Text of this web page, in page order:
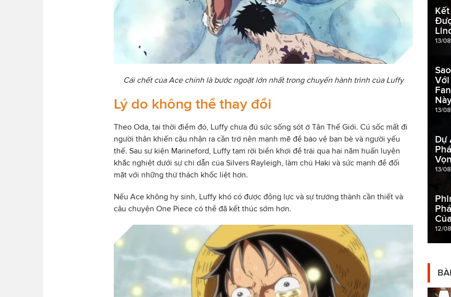
Cái chết của Ace chính là bước ngoặt lớn nhất trong chuyến hành trình của Luffy
Lý do không thể thay đổi
Theo Oda, tại thời điểm đó, Luffy chưa đủ sức sống sót ở Tân Thế Giới. Cú sốc mất đi
người thân khiến cậu nhận ra cần trở nên mạnh mẽ để bảo vệ bạn bè và người yếu
thế. Sau sự kiện Marineford, Luffy tạm rời biển khơi để trải qua hai năm huấn luyện
khắc nghiệt dưới sự chỉ dẫn của Silvers Rayleigh, làm chủ Haki và sức mạnh để đối
mặt với những thử thách khốc liệt hơn.
Nếu Ace không hy sinh, Luffy khó có được động lực và sự trưởng thành cần thiết và
câu chuyện One Piece có thể đã kết thúc sớm hơn.
13/
Với
13/
Dự
13/
12/